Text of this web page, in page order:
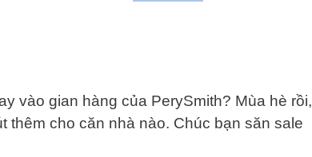
vào gian hàng của PerySmith? Mùa hè rồi,
thêm cho căn nhà nào. Chúc bạn săn sale